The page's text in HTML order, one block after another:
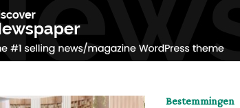
Bestemmingen